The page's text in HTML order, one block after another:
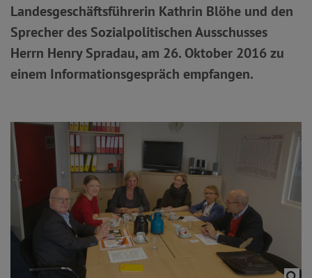
Landesgeschäftsführerin Kathrin Blöhe und den
Sprecher des Sozialpolitischen Ausschusses
Herrn Henry Spradau, am 26. Oktober 2016 zu
einem Informationsgespräch empfangen.